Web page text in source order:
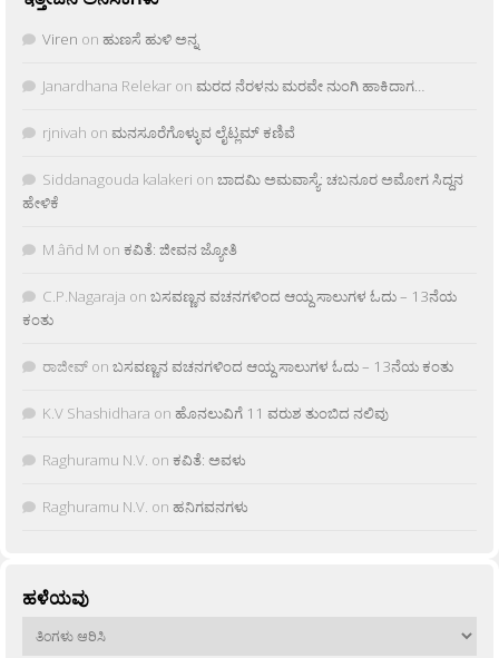
Viren on ಹುಣಸೆ ಹುಳಿ ಅನ್ನ
Janardhana Relekar on ಮರದ ನೆರಳನು ಮರವೇ ನುಂಗಿ ಹಾಕಿದಾಗ…
rjnivah on ಮನಸೂರೆಗೊಳ್ಳುವ ಲೈಟ್ಲಮ್ ಕಣಿವೆ
Siddanagouda kalakeri on ಬಾದಮಿ ಅಮವಾಸ್ಯೆ: ಚಬನೂರ ಅಮೋಗ ಸಿದ್ದನ
ಹೇಳಿಕೆ
M âñd M on ಕವಿತೆ: ಜೀವನ ಜ್ಯೋತಿ
C.P.Nagaraja on ಬಸವಣ್ಣನ ವಚನಗಳಿಂದ ಆಯ್ದ ಸಾಲುಗಳ ಓದು – 13ನೆಯ
ಕಂತು
ರಾಜೀವ್ on ಬಸವಣ್ಣನ ವಚನಗಳಿಂದ ಆಯ್ದ ಸಾಲುಗಳ ಓದು – 13ನೆಯ ಕಂತು
K.V Shashidhara on ಹೊನಲುವಿಗೆ 11 ವರುಶ ತುಂಬಿದ ನಲಿವು
Raghuramu N.V. on ಕವಿತೆ: ಅವಳು
Raghuramu N.V. on ಹನಿಗವನಗಳು
ಹಳೆಯವು
ಹಳೆಯವು